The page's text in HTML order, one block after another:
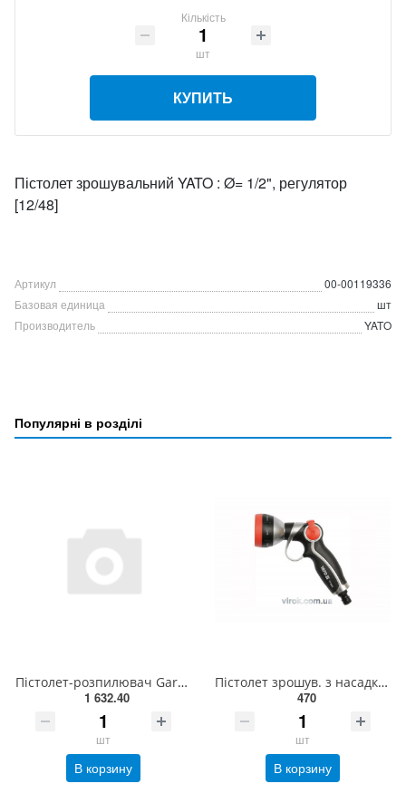
Кількість
шт
КУПИТЬ
Пістолет зрошувальний YATO : Ø= 1/2", регулятор
[12/48]
Артикул
00-00119336
Базовая единица
шт
Производитель
YATO
Популярні в розділі
Пістолет-розпилювач Gardena Comfort з регулюванням кута розпилення (18319-20.000.00)
1 632.40
шт
В корзину
Пістолет зрошув. з насадкою 7-позиц. на шланг YATO: Ø=1/2" [12/48] YT-8960
470
шт
В корзину